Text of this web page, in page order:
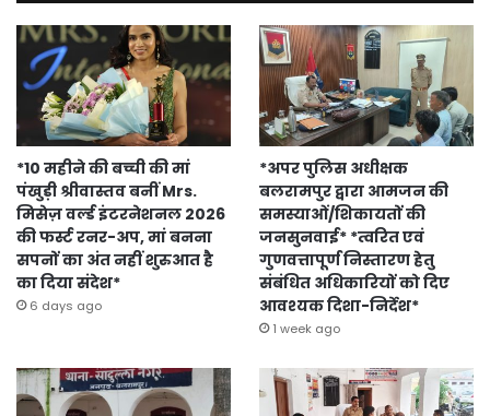
*10 महीने की बच्ची की मां
पंखुड़ी श्रीवास्तव बनीं Mrs.
मिसेज़ वर्ल्ड इंटरनेशनल 2026
की फर्स्ट रनर-अप, मां बनना
सपनों का अंत नहीं शुरुआत है
का दिया संदेश*
6 days ago
*अपर पुलिस अधीक्षक
बलरामपुर द्वारा आमजन की
समस्याओं/शिकायतों की
जनसुनवाई* *त्वरित एवं
गुणवत्तापूर्ण निस्तारण हेतु
संबंधित अधिकारियों को दिए
आवश्यक दिशा-निर्देश*
1 week ago